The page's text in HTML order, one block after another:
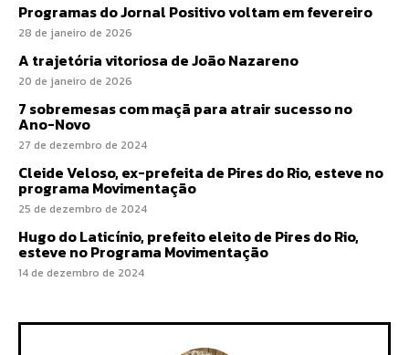
Programas do Jornal Positivo voltam em fevereiro
28 de janeiro de 2026
A trajetória vitoriosa de João Nazareno
20 de janeiro de 2026
7 sobremesas com maçã para atrair sucesso no
Ano-Novo
27 de dezembro de 2024
Cleide Veloso, ex-prefeita de Pires do Rio, esteve no
programa Movimentação
25 de dezembro de 2024
Hugo do Laticínio, prefeito eleito de Pires do Rio,
esteve no Programa Movimentação
14 de dezembro de 2024